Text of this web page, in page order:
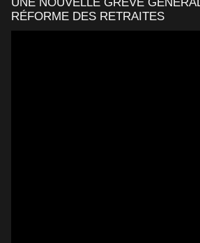
RÉFORME DES RETRAITES